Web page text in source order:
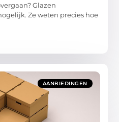
Glazen
Ze weten precies hoe
AANBIEDINGEN